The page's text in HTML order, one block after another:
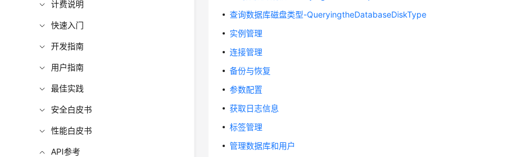
计费说明
快速入门
开发指南
用户指南
最佳实践
安全白皮书
性能白皮书
API参考
查询数据库磁盘类型-QueryingtheDatabaseDiskType
实例管理
连接管理
备份与恢复
参数配置
获取日志信息
标签管理
管理数据库和用户